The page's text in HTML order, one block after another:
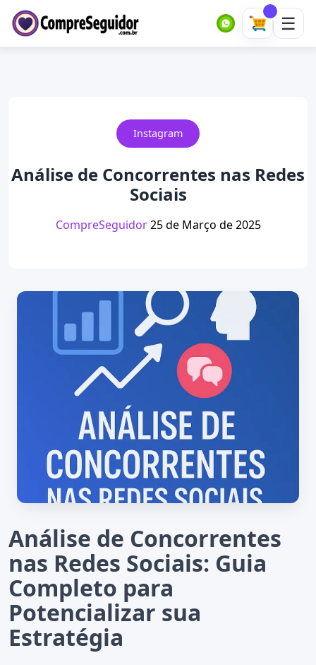
Instagram
Análise de Concorrentes nas Redes
Sociais
CompreSeguidor25 de Março de 2025
Análise de Concorrentes
nas Redes Sociais: Guia
Completo para
Potencializar sua
Estratégia